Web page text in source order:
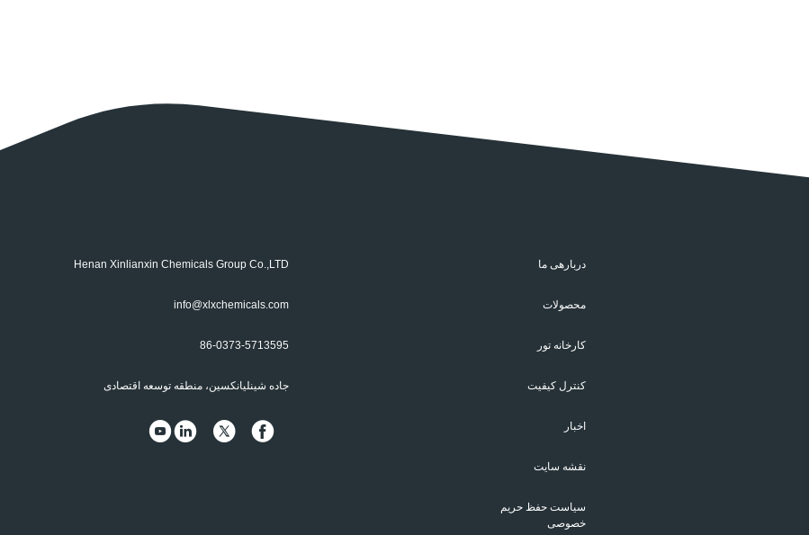
Henan Xinlianxin Chemicals Group Co.,LTD
info@xlxchemicals.com
86-0373-5713595
جاده شینلیانکسین، منطقه توسعه اقتصادی
دربارهی ما
محصولات
کارخانه تور
کنترل کیفیت
اخبار
نقشه سایت
سیاست حفظ حریم
خصوصی